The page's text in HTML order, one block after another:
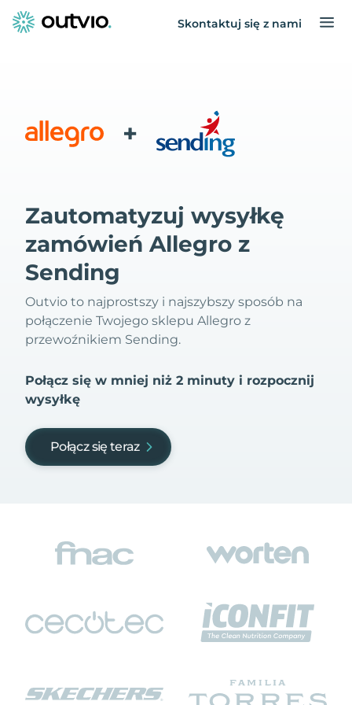
Skontaktuj się z nami
+
Zautomatyzuj wysyłkę
zamówień Allegro z
Sending
Outvio to najprostszy i najszybszy sposób na
połączenie Twojego sklepu Allegro z
przewoźnikiem Sending.
Połącz się w mniej niż 2 minuty i rozpocznij
wysyłkę
Połącz się teraz